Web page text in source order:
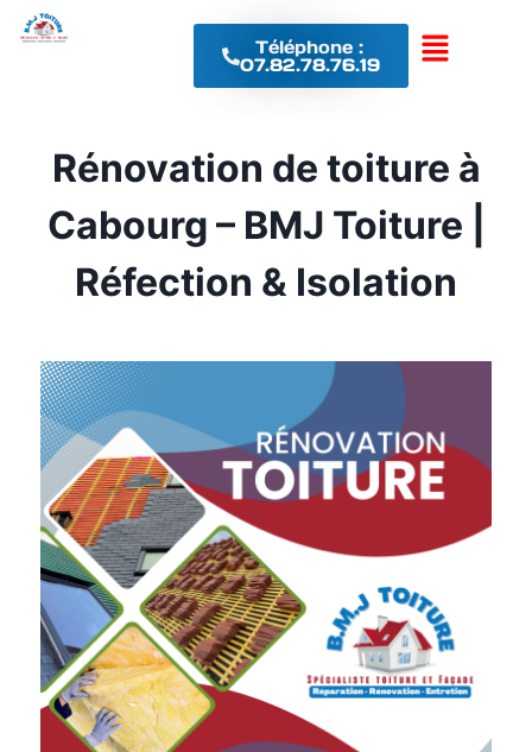
Téléphone :
07.82.78.76.19
Rénovation de toiture à
Cabourg – BMJ Toiture |
Réfection & Isolation